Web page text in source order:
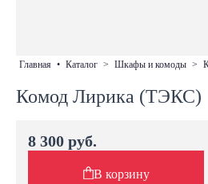
главная • каталог > шкафы и комоды >
Комод Лирика (ТЭКС)
8 300 руб.
В корзину